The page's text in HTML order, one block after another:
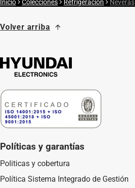
Inicio Colecciones Refrigeración Neveras
Volver arriba
Políticas y garantías
Politicas y cobertura
Política Sistema Integrado de Gestión